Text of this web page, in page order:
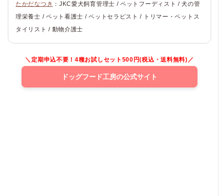
たかだなつき ：JKC愛犬飼育管理士 / ペットフーディスト / 犬の管
理栄養士 / ペット看護士 / ペットセラピスト / トリマー・ペットス
タイリスト / 動物介護士
＼定期申込不要！4種お試しセット500円(税込・送料無料)／
ドッグフード工房の公式サイト